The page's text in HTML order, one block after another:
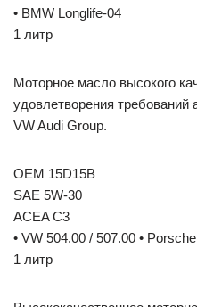
• BMW Longlife-04
1 литр
Моторное масло высокого
удовлетворения требований
VW Audi Group.
OEM 15D15B
SAE 5W-30
ACEA C3
• VW 504.00 / 507.00 •
1 литр